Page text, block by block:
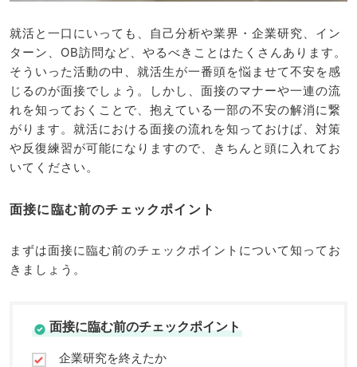
就活と一口にいっても、自己分析や業界・企業研究、イン
ターン、OB訪問など、やるべきことはたくさんあります。
そういった活動の中、就活生が一番頭を悩ませて不安を感
じるのが面接でしょう。しかし、面接のマナーや一連の流
れを知っておくことで、抱えている一部の不安の解消に繋
がります。就活における面接の流れを知っておけば、対策
や反復練習が可能になりますので、きちんと頭に入れてお
いてください。
面接に臨む前のチェックポイント
まずは面接に臨む前のチェックポイントについて知ってお
きましょう。
面接に臨む前のチェックポイント
企業研究を終えたか